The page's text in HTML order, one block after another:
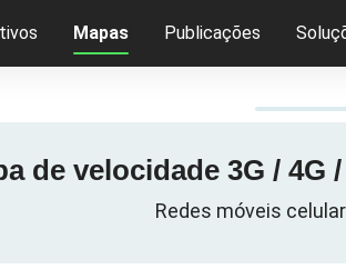
Mapas Publicações
de velocidade 3G /
Redes móveis